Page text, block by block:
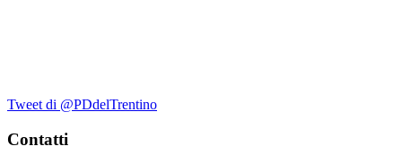
Tweet di @PDdelTrentino
Contatti